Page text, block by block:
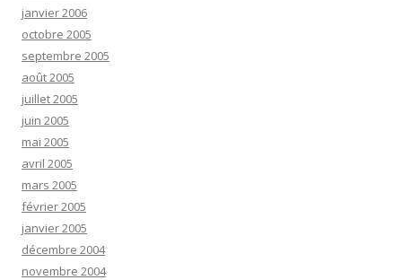
janvier 2006
octobre 2005
septembre 2005
août 2005
juillet 2005
juin 2005
mai 2005
avril 2005
mars 2005
février 2005
janvier 2005
décembre 2004
novembre 2004